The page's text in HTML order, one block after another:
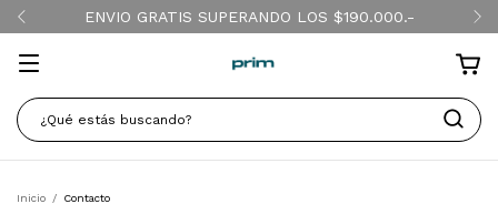
ENVIO GRATIS SUPERANDO LOS $190.000.-
Inicio / Contacto